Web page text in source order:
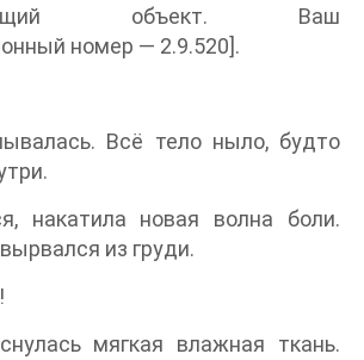
объект. Ваш
номер — 2.9.520].
Всё тело ныло, будто
накатила новая волна боли.
из груди.
мягкая влажная ткань.